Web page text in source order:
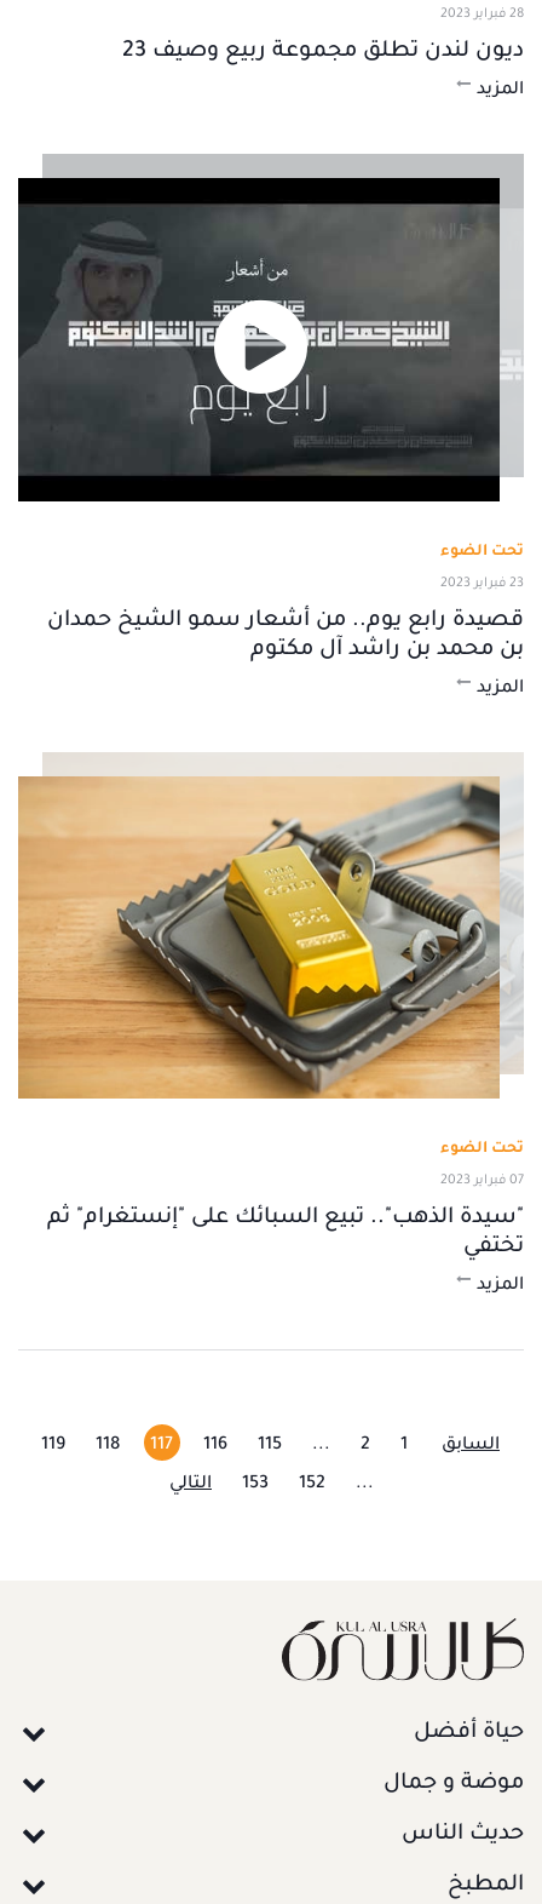
28 فبراير 2023
ديون لندن تطلق مجموعة ربيع وصيف 23
المزيد
تحت الضوء
23 فبراير 2023
قصيدة رابع يوم.. من أشعار سمو الشيخ حمدان
بن محمد بن راشد آل مكتوم
المزيد
تحت الضوء
07 فبراير 2023
"سيدة الذهب".. تبيع السبائك على "إنستغرام" ثم
تختفي
المزيد
السابق 1
2
...
115
116
117
118
119
...
152
153 التالي
حياة أفضل
موضة و جمال
حديث الناس
المطبخ